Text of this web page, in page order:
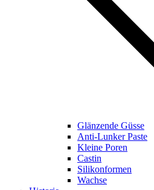
Glänzende Güsse
Anti-Lunker Paste
Kleine Poren
Castin
Silikonformen
Wachse